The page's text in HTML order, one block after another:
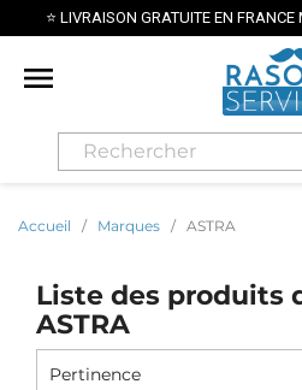
⭐ LIVRAISON GRATUITE EN

Accueil Marques ASTRA
Liste des produits
ASTRA
Pertinence